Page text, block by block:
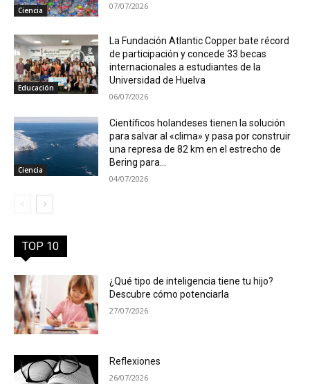
Ciencia 07/07/2026
Educación
La Fundación Atlantic Copper bate récord
de participación y concede 33 becas
internacionales a estudiantes de la
Universidad de Huelva
06/07/2026
Ciencia
Científicos holandeses tienen la solución
para salvar al «clima» y pasa por construir
una represa de 82 km en el estrecho de
Bering para...
04/07/2026
TOP 10
¿Qué tipo de inteligencia tiene tu hijo?
Descubre cómo potenciarla
27/07/2026
Reflexiones
26/07/2026